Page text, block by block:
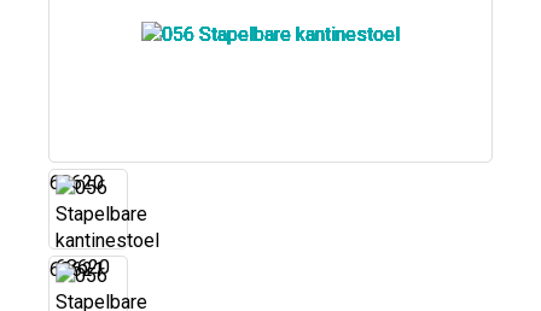
68620
68621